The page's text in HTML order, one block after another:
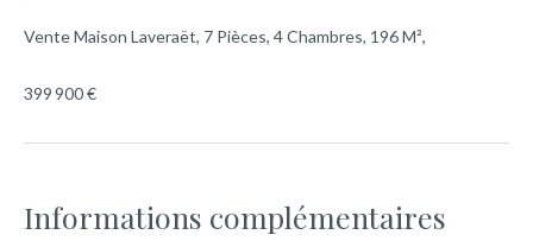
Vente Maison Laveraët, 7 Pièces, 4 Chambres, 196 M²,
399 900 €
Informations complémentaires